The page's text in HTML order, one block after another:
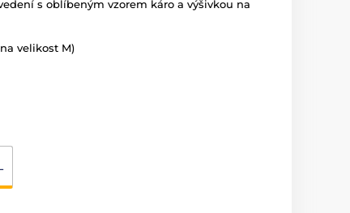
s oblíbeným vzorem káro a výšivkou na
velikost M)